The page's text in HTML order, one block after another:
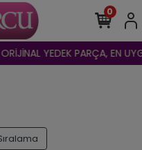
YEDEK PARÇA, EN
0